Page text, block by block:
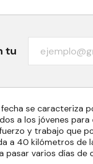
tu
se caracteriza
a los jóvenes
y trabajo que
a 40 kilómetros de
pasar varios días de